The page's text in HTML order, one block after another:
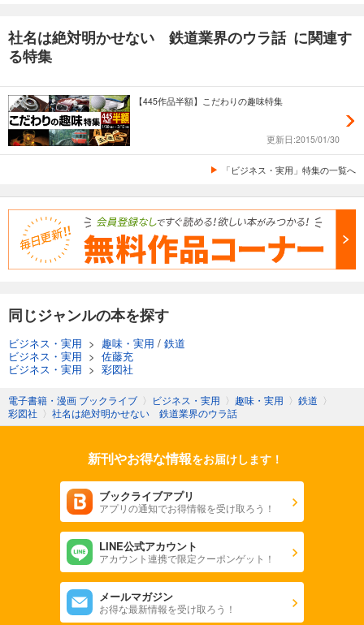
社名は絶対明かせない 鉄道業界のウラ話 に関連す
る特集
【445作品半額】こだわりの趣味特集
更新日:2015/01/30
「ビジネス・実用」特集の一覧へ
同じジャンルの本を探す
ビジネス・実用 > 趣味・実用 / 鉄道
ビジネス・実用 > 佐藤充
ビジネス・実用 > 彩図社
電子書籍・漫画 ブックライブ 〉 ビジネス・実用 〉 趣味・実用 〉 鉄道 〉
彩図社 〉 社名は絶対明かせない 鉄道業界のウラ話
新刊やお得な情報をお届けします！
ブックライブアプリ
アプリの通知でお得情報を受け取ろう！
LINE公式アカウント
アカウント連携で限定クーポンゲット！
メールマガジン
お得な最新情報を受け取ろう！